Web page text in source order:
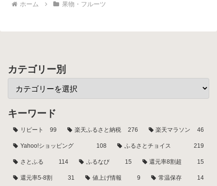
ホーム 果物・フルーツ
カテゴリー別
キーワード
リピート 99 楽天ふるさと納税 276 楽天マラソン 46
Yahoo!ショッピング 108 ふるさとチョイス 219
さとふる 114 ふるなび 15 還元率8割超 15
還元率5-8割 31 値上げ情報 9 常温保存 14